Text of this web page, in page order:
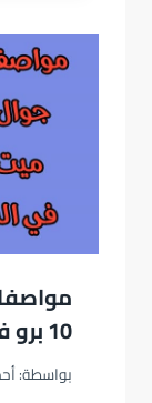
10 برو في السعودية .. تعرف عليها
بواسطة: